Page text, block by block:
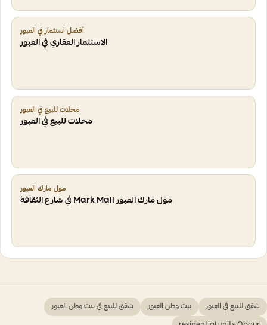
أفضل استثمار في العبور
الاستثمار العقاري في العبور
محلات للبيع في العبور
محلات للبيع في العبور
مول مارك العبور
مول مارك العبور Mark Mall في شارع الثقافة
شقق للبيع في العبور بيت وطن العبور
شقق للبيع في بيت وطن العبور